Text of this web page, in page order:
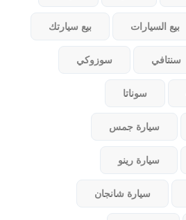
بيع السيارات بيع سيارتك
سنتافي سوزوكي
سوناتا
سيارة جمس
سيارة رينو
سيارة شانجان